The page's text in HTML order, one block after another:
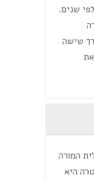
שנים.
שישה
המורה
היא